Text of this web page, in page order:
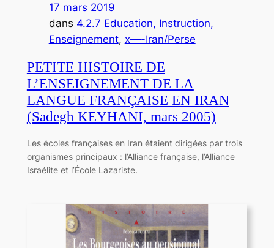
17 mars 2019
dans 4.2.7 Education, Instruction,
Enseignement, x—-Iran/Perse
PETITE HISTOIRE DE
L’ENSEIGNEMENT DE LA
LANGUE FRANÇAISE EN IRAN
(Sadegh KEYHANI, mars 2005)
Les écoles françaises en Iran étaient dirigées par trois
organismes principaux : l’Alliance française, l’Alliance
Israélite et l’École Lazariste.